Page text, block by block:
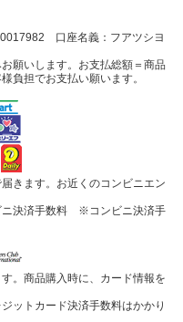
口座名義：フアツシヨ
願いします。お支払総額＝商品
担でお支払い願います。
きます。お近くのコンビニエン
ニ決済手数料 ※コンビニ決済手
。商品購入時に、カード情報を
トカード決済手数料はかかり